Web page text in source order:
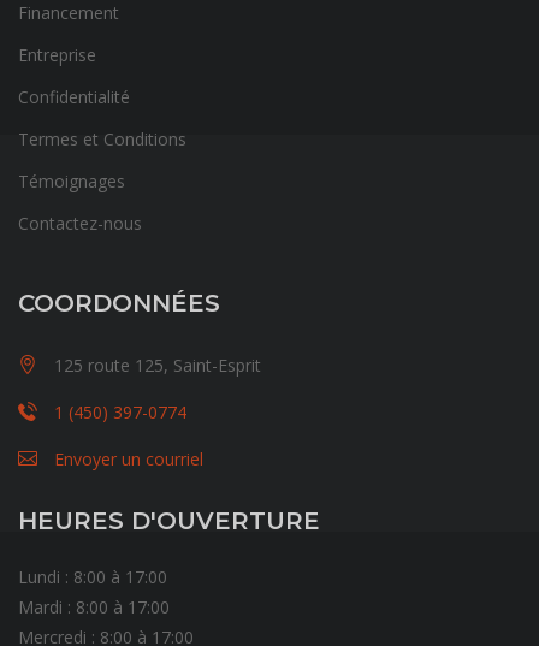
Financement
Entreprise
Confidentialité
Termes et Conditions
Témoignages
Contactez-nous
COORDONNÉES
125 route 125, Saint-Esprit
1 (450) 397-0774
Envoyer un courriel
HEURES D'OUVERTURE
Lundi : 8:00 à 17:00
Mardi : 8:00 à 17:00
Mercredi : 8:00 à 17:00